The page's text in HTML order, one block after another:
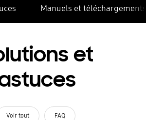
Manuels et téléchargements
et
Voir tout FAQ